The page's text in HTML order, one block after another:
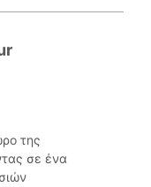
της
σε ένα